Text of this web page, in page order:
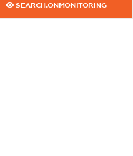
SEARCH.ONMONITORING